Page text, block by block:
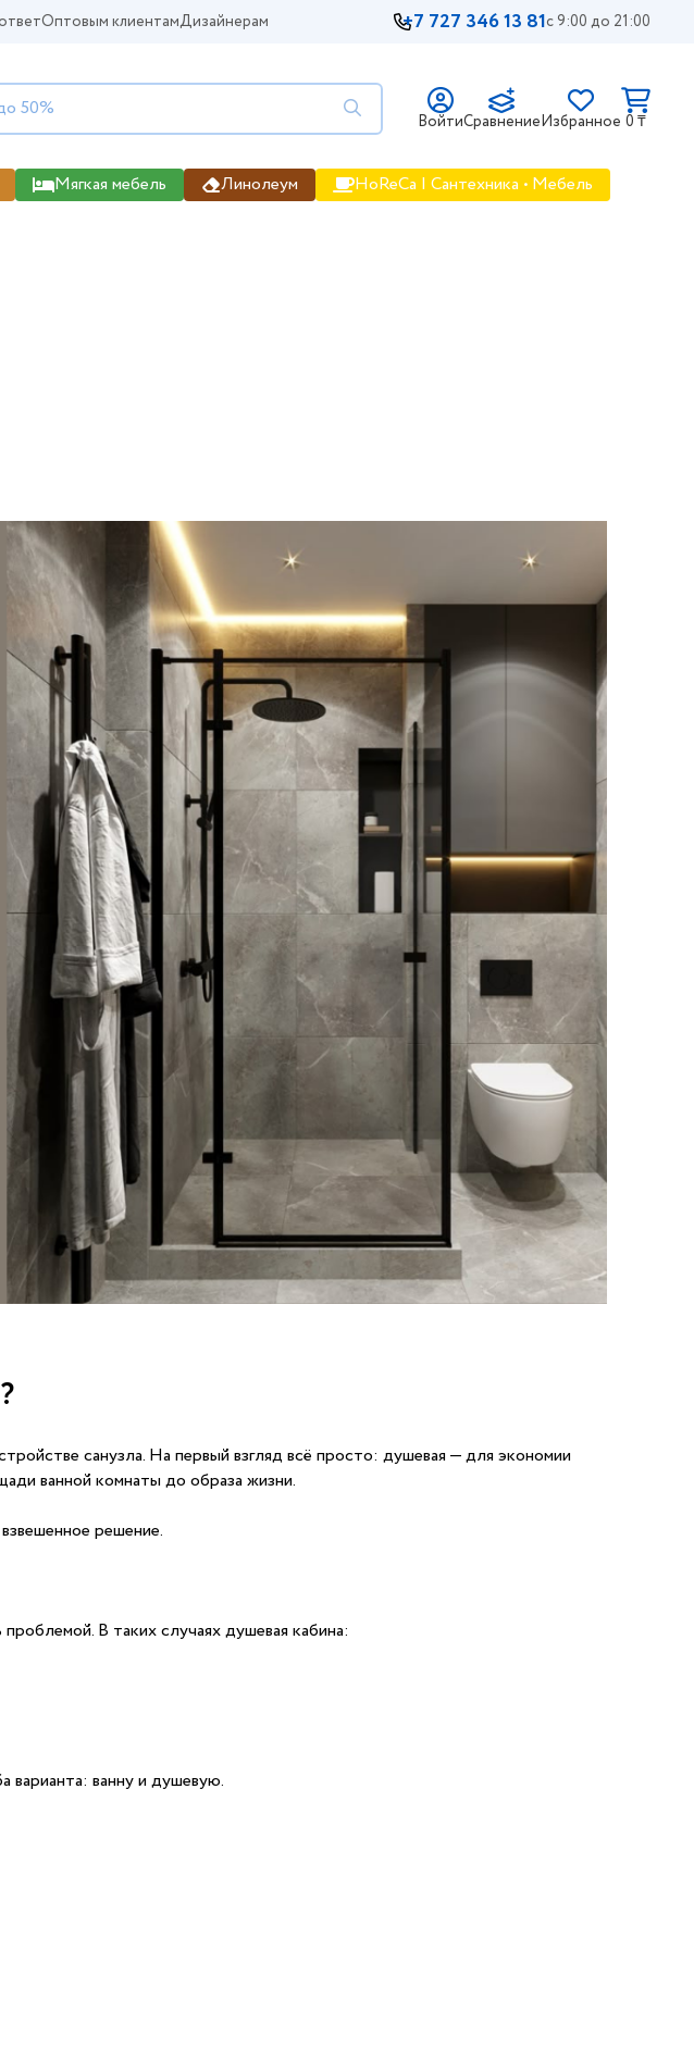
Оптовым клиентамДизайнерам +7 727 346 13 81с 9:00 до 21:00
ВойтиСравнениеИзбранное 0 ₸
Мягкая мебель Линолеум HoReCa | Сантехника • Мебель
санузла. На первый взгляд всё просто: душевая — для экономии
ванной комнаты до образа жизни.
решение.
В таких случаях душевая кабина:
ванну и душевую.